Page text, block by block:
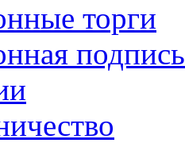
торги
подпись